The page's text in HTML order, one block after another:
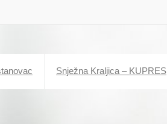
Snježna Kraljica – KUPRES